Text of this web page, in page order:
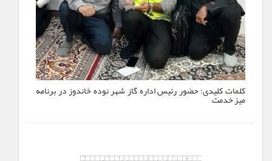
کلمات کلیدی:حضور رئیس اداره گاز شهر نوده خاندوز در برنامه
میز خدمت